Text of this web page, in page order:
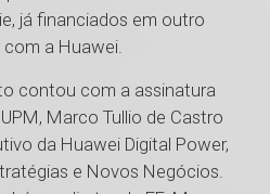
já financiados em outro
a Huawei.
contou com a assinatura
Marco Tullio de Castro
da Huawei Digital Power,
e Novos Negócios.